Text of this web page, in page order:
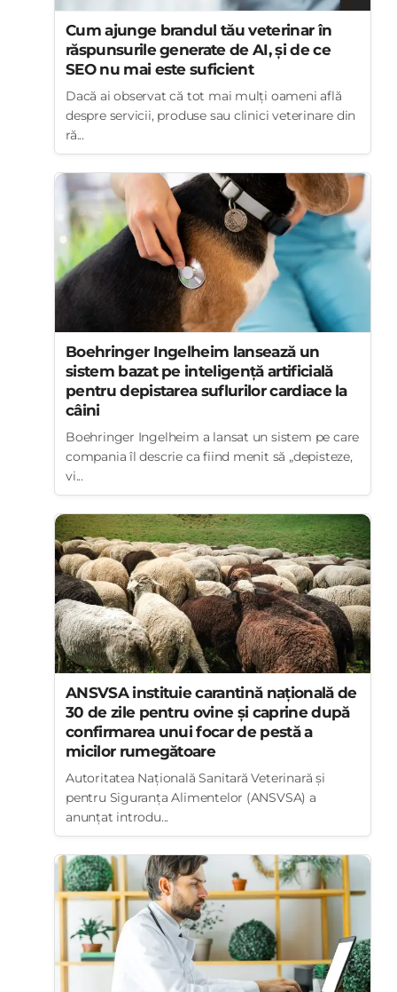
Cum ajunge brandul tău veterinar în
răspunsurile generate de AI, și de ce
SEO nu mai este suficient
Dacă ai observat că tot mai mulți oameni află
despre servicii, produse sau clinici veterinare din
ră...
Boehringer Ingelheim lansează un
sistem bazat pe inteligență artificială
pentru depistarea suflurilor cardiace la
câini
Boehringer Ingelheim a lansat un sistem pe care
compania îl descrie ca fiind menit să „depisteze,
vi...
ANSVSA instituie carantină națională de
30 de zile pentru ovine și caprine după
confirmarea unui focar de pestă a
micilor rumegătoare
Autoritatea Națională Sanitară Veterinară și
pentru Siguranța Alimentelor (ANSVSA) a
anunțat introdu...